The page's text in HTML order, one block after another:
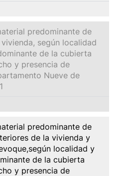
predominante de
según localidad
de la cubierta
y presencia de
Nueve de
predominante de
de la vivienda y
localidad y
de la cubierta
y presencia de